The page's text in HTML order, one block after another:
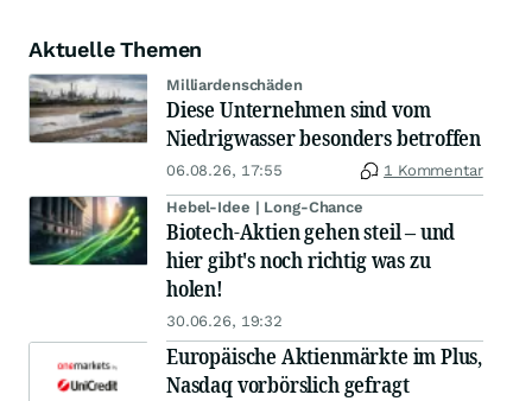
Aktuelle Themen
Milliardenschäden
Diese Unternehmen sind vom
Niedrigwasser besonders betroffen
06.08.26, 17:55 1 Kommentar
Hebel-Idee | Long-Chance
Biotech-Aktien gehen steil – und
hier gibt's noch richtig was zu
holen!
30.06.26, 19:32
Europäische Aktienmärkte im Plus,
Nasdaq vorbörslich gefragt